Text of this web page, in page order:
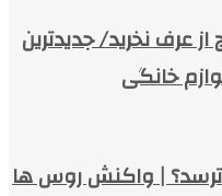
عرف نخرید/ جدیدترین
خانگی
ترسد؟ | واکنش روس‌ ها